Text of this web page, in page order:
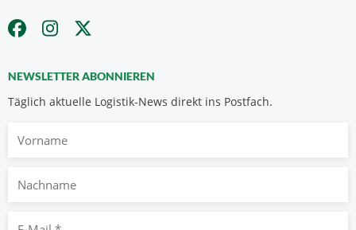
NEWSLETTER ABONNIEREN
Täglich aktuelle Logistik-News direkt ins Postfach.
Vorname
Nachname